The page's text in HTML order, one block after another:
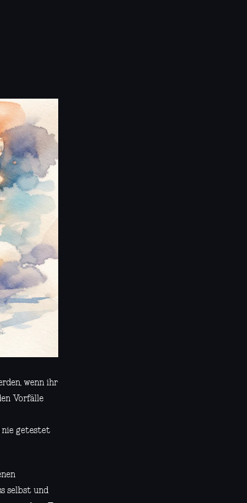
wenn ihr
Vorfälle
nie getestet
selbst und